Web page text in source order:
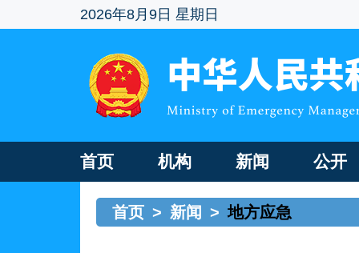
2026年8月9日 星期日
首页 机构 新闻 公开
首页 > 新闻 > 地方应急